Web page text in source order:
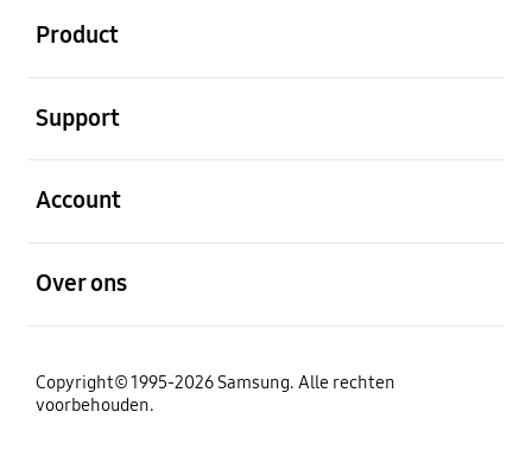
Product
Support
Account
Over ons
Copyright© 1995-2026 Samsung. Alle rechten
voorbehouden.